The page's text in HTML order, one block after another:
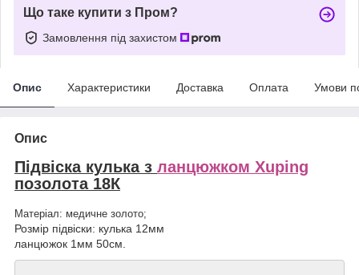
Що таке купити з Пром?
Замовлення під захистом
Опис Характеристики Доставка Оплата Умови
Опис
Підвіска кулька з ланцюжком Xuping
позолота 18К
Матеріал: медичне золото;
Розмір підвіски: кулька 12мм
ланцюжок 1мм 50см.